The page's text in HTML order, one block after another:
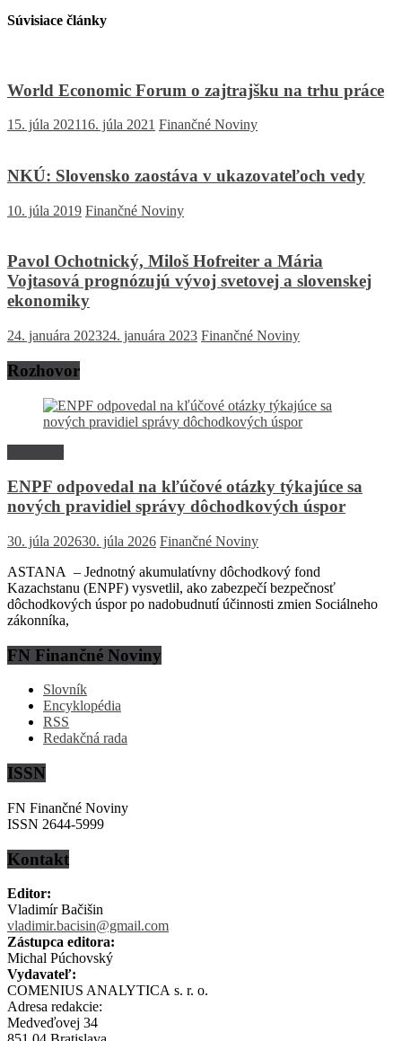
Súvisiace články
World Economic Forum o zajtrajšku na trhu práce
15. júla 202116. júla 2021 Finančné Noviny
NKÚ: Slovensko zaostáva v ukazovateľoch vedy
10. júla 2019 Finančné Noviny
Pavol Ochotnický, Miloš Hofreiter a Mária
Vojtasová prognózujú vývoj svetovej a slovenskej
ekonomiky
24. januára 202324. januára 2023 Finančné Noviny
Rozhovor
ENPF odpovedal na kľúčové otázky týkajúce sa
nových pravidiel správy dôchodkových úspor
30. júla 202630. júla 2026 Finančné Noviny
ASTANA – Jednotný akumulatívny dôchodkový fond
Kazachstanu (ENPF) vysvetlil, ako zabezpečí bezpečnosť
dôchodkových úspor po nadobudnutí účinnosti zmien Sociálneho
zákonníka,
FN Finančné Noviny
Slovník
Encyklopédia
RSS
Redakčná rada
ISSN
FN Finančné Noviny
ISSN 2644-5999
Kontakt
Editor:
Vladimír Bačišin
vladimir.bacisin@gmail.com
Zástupca editora:
Michal Púchovský
Vydavateľ:
COMENIUS ANALYTICA s. r. o.
Adresa redakcie:
Medveďovej 34